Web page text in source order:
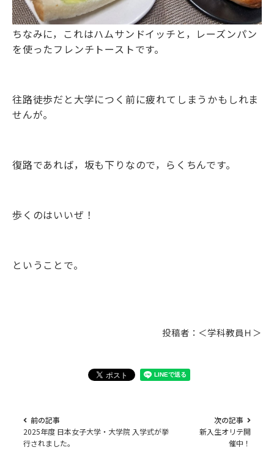
ちなみに，これはハムサンドイッチと，レーズンパン
を使ったフレンチトーストです。
往路徒歩だと大学につく前に疲れてしまうかもしれま
せんが。
復路であれば，坂も下りなので，らくちんです。
歩くのはいいぜ！
ということで。
投稿者：＜学科教員Ｈ＞
前の記事
2025年度 日本女子大学・大学院 入学式が挙
行されました。
次の記事
新入生オリテ開
催中！